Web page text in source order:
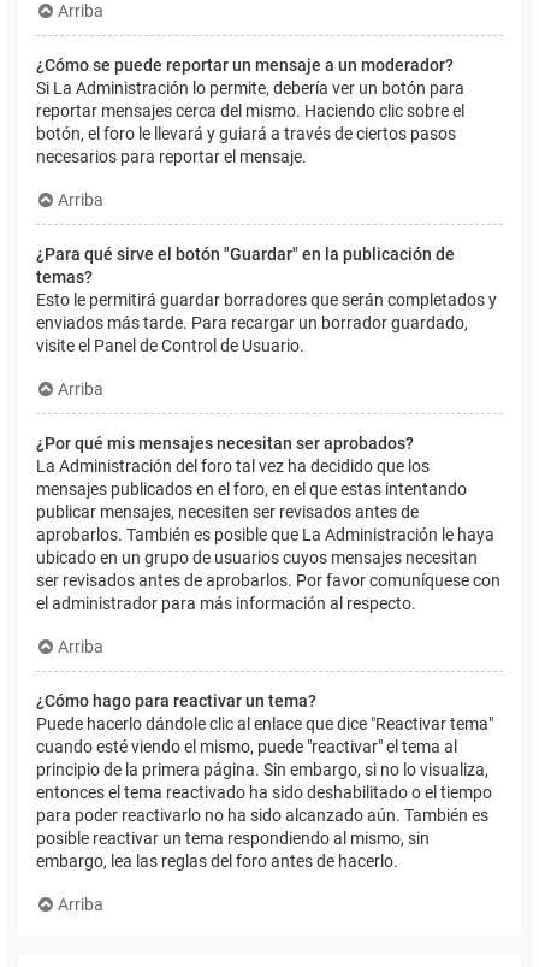
Arriba
¿Cómo se puede reportar un mensaje a un moderador?
Si La Administración lo permite, debería ver un botón para
reportar mensajes cerca del mismo. Haciendo clic sobre el
botón, el foro le llevará y guiará a través de ciertos pasos
necesarios para reportar el mensaje.
Arriba
¿Para qué sirve el botón "Guardar" en la publicación de
temas?
Esto le permitirá guardar borradores que serán completados y
enviados más tarde. Para recargar un borrador guardado,
visite el Panel de Control de Usuario.
Arriba
¿Por qué mis mensajes necesitan ser aprobados?
La Administración del foro tal vez ha decidido que los
mensajes publicados en el foro, en el que estas intentando
publicar mensajes, necesiten ser revisados antes de
aprobarlos. También es posible que La Administración le haya
ubicado en un grupo de usuarios cuyos mensajes necesitan
ser revisados antes de aprobarlos. Por favor comuníquese con
el administrador para más información al respecto.
Arriba
¿Cómo hago para reactivar un tema?
Puede hacerlo dándole clic al enlace que dice "Reactivar tema"
cuando esté viendo el mismo, puede "reactivar" el tema al
principio de la primera página. Sin embargo, si no lo visualiza,
entonces el tema reactivado ha sido deshabilitado o el tiempo
para poder reactivarlo no ha sido alcanzado aún. También es
posible reactivar un tema respondiendo al mismo, sin
embargo, lea las reglas del foro antes de hacerlo.
Arriba